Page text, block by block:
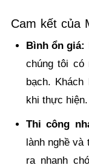
Cam kết của
Bình ổn giá:
chúng tôi có
bạch.
khi thực hiện.
Thi công
lành nghề và
ra nhanh